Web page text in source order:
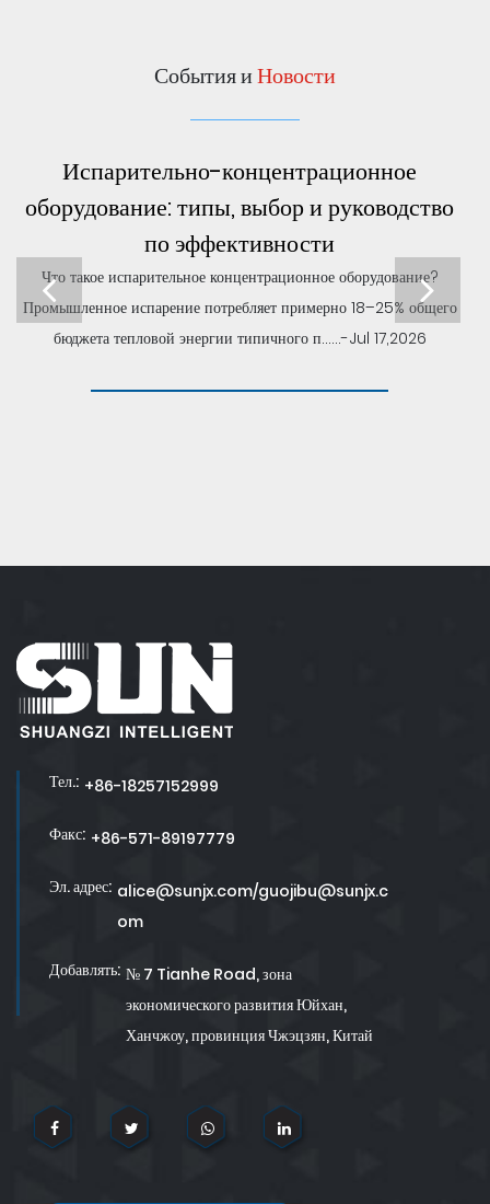
События иНовости
Испарительно-концентрационное
оборудование: типы, выбор и руководство
по эффективности
Что такое испарительное концентрационное оборудование?
Промышленное испарение потребляет примерно 18–25% общего
бюджета тепловой энергии типичного п......-Jul 17,2026
Тел.: +86-18257152999
Факс: +86-571-89197779
Эл. адрес: alice@sunjx.com/guojibu@sunjx.c
om
Добавлять: № 7 Tianhe Road, зона
экономического развития Юйхан,
Ханчжоу, провинция Чжэцзян, Китай